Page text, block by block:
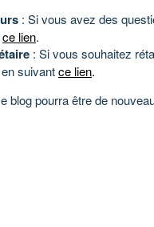
: Si vous avez des
ce lien.
: Si vous souhaitez
suivantce lien.
blog pourra être de